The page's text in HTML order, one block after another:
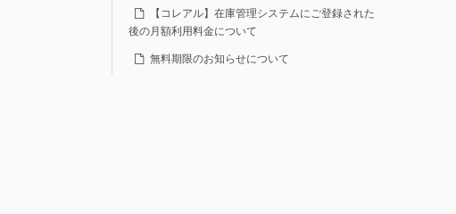
【コレアル】在庫管理システムにご登録された
後の月額利用料金について
無料期限のお知らせについて